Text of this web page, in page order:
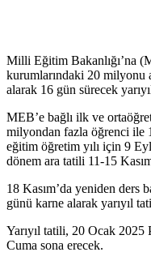
Milli Eğitim Bakanlığı’na
kurumlarındaki 20 milyonu
alarak 16 gün sürecek
MEB’e bağlı ilk ve
milyondan fazla öğrenci ile
eğitim öğretim yılı için 9
dönem ara tatili 11-15
18 Kasım’da yeniden ders
günü karne alarak yarıyıl
Yarıyıl tatili, 20 Ocak 2025
Cuma sona erecek.